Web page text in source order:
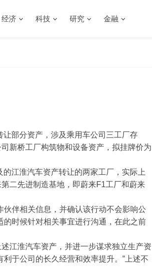
经济 科技 研究 金融
部分资产，涉及乘用车公司三工厂存
新桥工厂构筑物和设备资产，拟挂牌价为
江淮汽车资产转让的两家工厂，实际上
二先进制造基地，即蔚来F1工厂和蔚来
伴相关信息，并确认该行动不会影响公
时候针对相关事宜进行沟通，在此之前
江淮汽车资产，并进一步谋求独立生产资
于公司的长久经营和效率提升。”上述不